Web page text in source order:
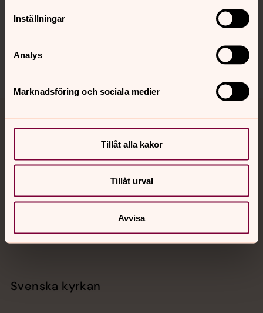
Inställningar
Analys
Marknadsföring och sociala medier
Tillåt alla kakor
Tillåt urval
Avvisa
Jourhavande präst
Akut samtals- och krisstöd. Prata eller chatta anonymt
med en präst på kvällar och nätter.
Chatt
Svenska kyrkan